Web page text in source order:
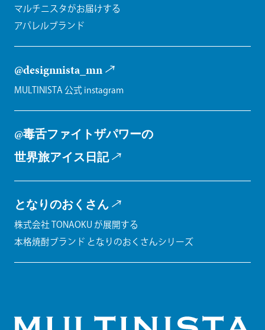
マルチニスタがお届けする
アパレルブランド
@designnista_mn
MULTINISTA 公式 instagram
@毒舌ファイトザパワーの
世界旅アイス日記
となりのおくさん
株式会社 TONAOKU が展開する
本格焼酎ブランド となりのおくさんシリーズ